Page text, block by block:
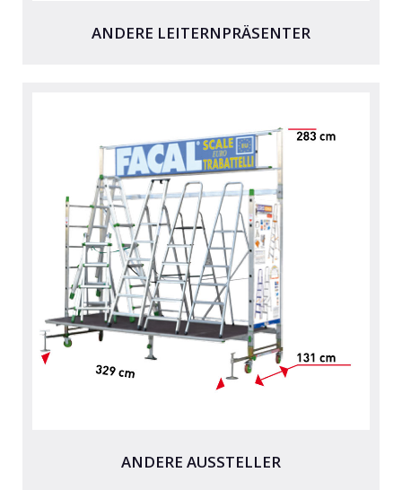
ANDERE LEITERNPRÄSENTER
ANDERE AUSSTELLER